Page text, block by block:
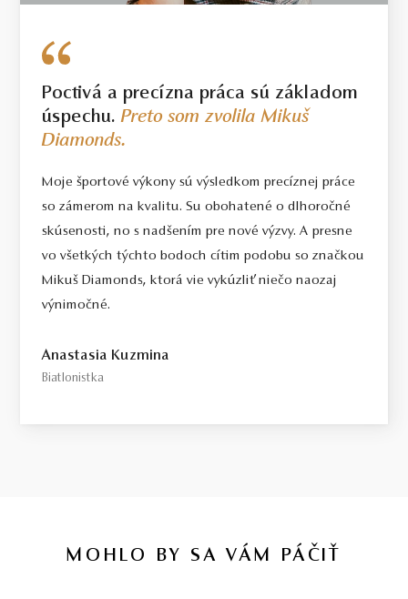
Poctivá a precízna práca sú základom
úspechu.Preto som zvolila Mikuš
Diamonds.
Moje športové výkony sú výsledkom precíznej práce
so zámerom na kvalitu. Su obohatené o dlhoročné
skúsenosti, no s nadšením pre nové výzvy. A presne
vo všetkých týchto bodoch cítim podobu so značkou
Mikuš Diamonds, ktorá vie vykúzliť niečo naozaj
výnimočné.
Anastasia Kuzmina
Biatlonistka
MOHLO BY SA VÁM PÁČIŤ